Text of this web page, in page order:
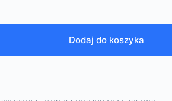
Dodaj do koszyka